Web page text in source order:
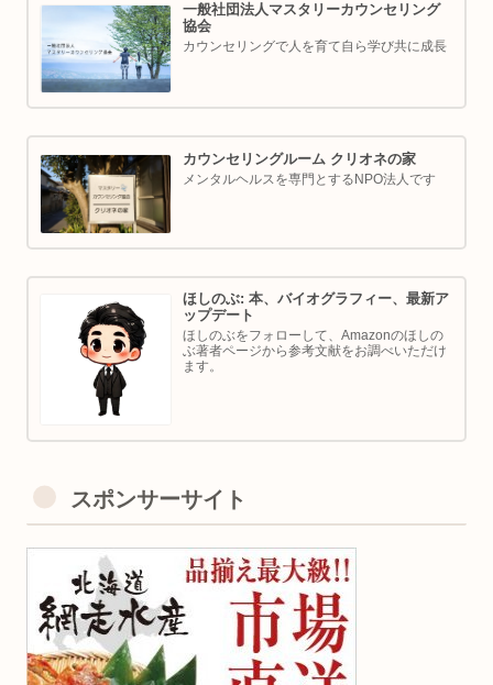
一般社団法人マスタリーカウンセリング
協会
カウンセリングで人を育て自ら学び共に成長
カウンセリングルーム クリオネの家
メンタルヘルスを専門とするNPO法人です
ほしのぶ: 本、バイオグラフィー、最新ア
ップデート
ほしのぶをフォローして、Amazonのほしの
ぶ著者ページから参考文献をお調べいただけ
ます。
スポンサーサイト